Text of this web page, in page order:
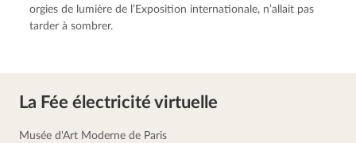
orgies de lumière de l’Exposition internationale, n’allait pas
tarder à sombrer.
La Fée électricité virtuelle
Musée d'Art Moderne de Paris